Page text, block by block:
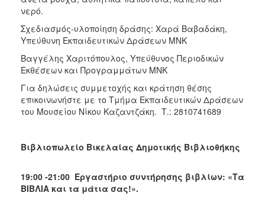
νερό.
Σχεδιασμός-υλοποίηση δράσης: Χαρά Βαβαδάκη,
Υπεύθυνη Εκπαιδευτικών Δράσεων ΜΝΚ
Βαγγέλης Χαριτόπουλος, Υπεύθυνος Περιοδικών
Εκθέσεων και Προγραμμάτων ΜΝΚ
Για δηλώσεις συμμετοχής και κράτηση θέσης
επικοινωνήστε με το Τμήμα Εκπαιδευτικών Δράσεων
του Μουσείου Νίκου Καζαντζάκη. Τ.: 2810741689
Βιβλιοπωλείο Βικελαίας Δημοτικής Βιβλιοθήκης
19:00 -21:00 Εργαστήριο συντήρησης βιβλίων: «Τα
ΒΙΒΛΙΑ και τα μάτια σας!».